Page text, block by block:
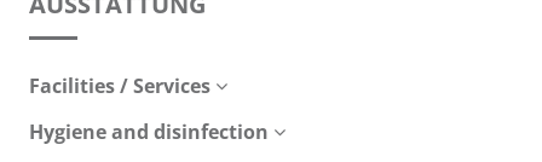
Facilities / Services
Hygiene and disinfection